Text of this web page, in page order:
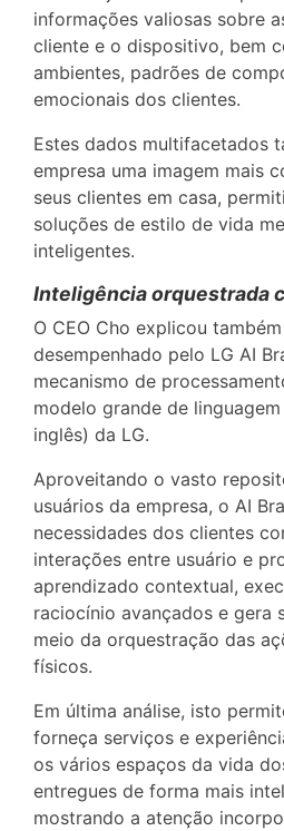
informações valiosas sobre
cliente e o dispositivo, bem
ambientes, padrões de
emocionais dos clientes.
Estes dados multifacetados
empresa uma imagem mais
seus clientes em casa,
soluções de estilo de vida
inteligentes.
Inteligência orquestrada
O CEO Cho explicou
desempenhado pelo LG AI
mecanismo de
modelo grande de
inglês) da LG.
Aproveitando o vasto
usuários da empresa, o AI
necessidades dos clientes
interações entre usuário e
aprendizado contextual,
raciocínio avançados e gera
meio da orquestração das
físicos.
Em última análise, isto
forneça serviços e
os vários espaços da vida
entregues de forma mais
mostrando a atenção